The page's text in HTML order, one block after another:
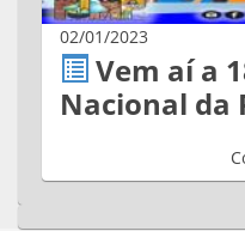
02/01/2023
Vem aí a
Nacional da